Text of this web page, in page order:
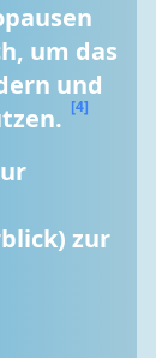
um das
und
[4]
zur